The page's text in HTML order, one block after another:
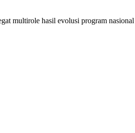
multirole hasil evolusi program